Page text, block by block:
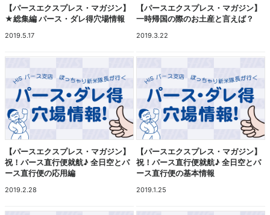
【パースエクスプレス・マガジン】
★総集編 パース・ダレ得穴場情報
2019.5.17
【パースエクスプレス・マガジン】
一時帰国の際のお土産と言えば？
2019.3.22
【パースエクスプレス・マガジン】
祝！パース直行便就航♪ 全日空とパ
ース直行便の応用編
2019.2.28
【パースエクスプレス・マガジン】
祝！パース直行便就航♪ 全日空とパ
ース直行便の基本情報
2019.1.25